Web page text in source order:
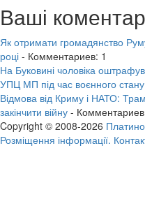
Ваші
Як отримати громадянство
році - Комментариев: 1
На Буковині чоловіка
УПЦ МП під час воєнного стану
Відмова від Криму і НАТО:
закінчити війну -
Copyright © 2008-2026
Розміщення інформації.